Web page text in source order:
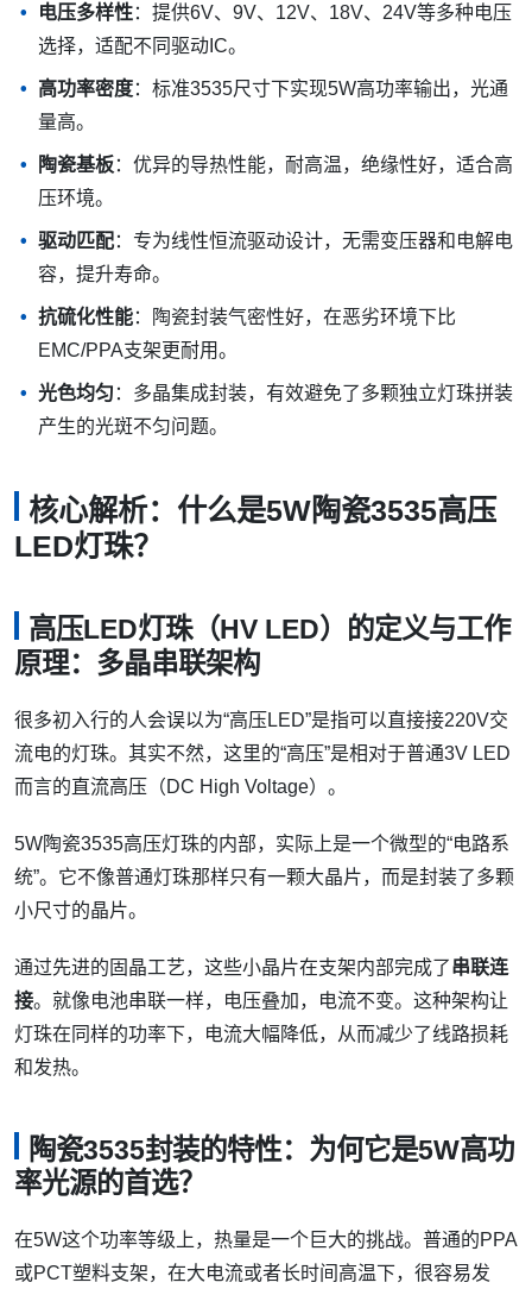
电压多样性：提供6V、9V、12V、18V、24V等多种电压
选择，适配不同驱动IC。
高功率密度：标准3535尺寸下实现5W高功率输出，光通
量高。
陶瓷基板：优异的导热性能，耐高温，绝缘性好，适合高
压环境。
驱动匹配：专为线性恒流驱动设计，无需变压器和电解电
容，提升寿命。
抗硫化性能：陶瓷封装气密性好，在恶劣环境下比
EMC/PPA支架更耐用。
光色均匀 ：多晶集成封装，有效避免了多颗独立灯珠拼装
产生的光斑不匀问题。
核心解析：什么是5W陶瓷3535高压
LED灯珠？
高压LED灯珠（HV LED）的定义与工作
原理：多晶串联架构
很多初入行的人会误以为“高压LED”是指可以直接接220V交
流电的灯珠。其实不然，这里的“高压”是相对于普通3V LED
而言的直流高压（DC High Voltage）。
5W陶瓷3535高压灯珠的内部，实际上是一个微型的“电路系
统”。它不像普通灯珠那样只有一颗大晶片，而是封装了多颗
小尺寸的晶片。
通过先进的固晶工艺，这些小晶片在支架内部完成了串联连
接。就像电池串联一样，电压叠加，电流不变。这种架构让
灯珠在同样的功率下，电流大幅降低，从而减少了线路损耗
和发热。
陶瓷3535封装的特性：为何它是5W高功
率光源的首选？
在5W这个功率等级上，热量是一个巨大的挑战。普通的PPA
或PCT塑料支架，在大电流或者长时间高温下，很容易发